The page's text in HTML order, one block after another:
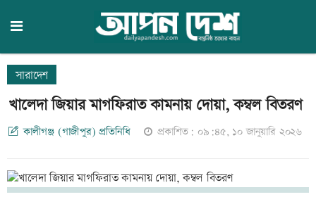
সারাদেশ
খালেদা জিয়ার মাগফিরাত কামনায় দোয়া, কম্বল বিতরণ
কালীগঞ্জ (গাজীপুর) প্রতিনিধি প্রকাশিত: ০৯:৪৫, ১০ জানুয়ারি ২০২৬